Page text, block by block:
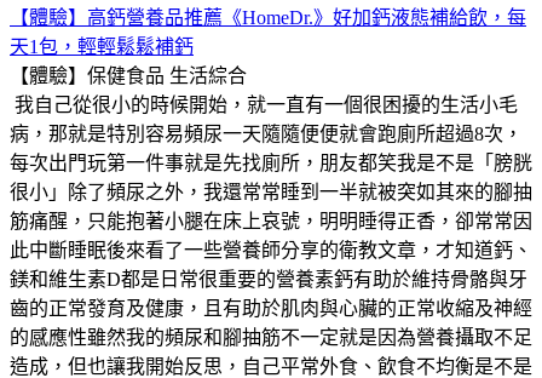
【體驗】高鈣營養品推薦《HomeDr.》好加鈣液態補給飲，每
天1包，輕輕鬆鬆補鈣
【體驗】保健食品 生活綜合
我自己從很小的時候開始，就一直有一個很困擾的生活小毛
病，那就是特別容易頻尿一天隨隨便便就會跑廁所超過8次，
每次出門玩第一件事就是先找廁所，朋友都笑我是不是「膀胱
很小」除了頻尿之外，我還常常睡到一半就被突如其來的腳抽
筋痛醒，只能抱著小腿在床上哀號，明明睡得正香，卻常常因
此中斷睡眠後來看了一些營養師分享的衛教文章，才知道鈣、
鎂和維生素D都是日常很重要的營養素鈣有助於維持骨骼與牙
齒的正常發育及健康，且有助於肌肉與心臟的正常收縮及神經
的感應性雖然我的頻尿和腳抽筋不一定就是因為營養攝取不足
造成，但也讓我開始反思，自己平常外食、飲食不均衡是不是